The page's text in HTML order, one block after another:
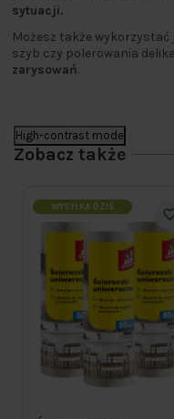
sytuacji.
Możesz także
szyb czy polerowania
zarysowań.
High-contrast mode
Zobacz także
WYSYŁKA DZIŚ